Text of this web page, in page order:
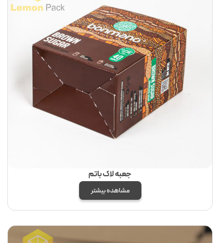
جعبه لاک باتم
مشاهده بیشتر